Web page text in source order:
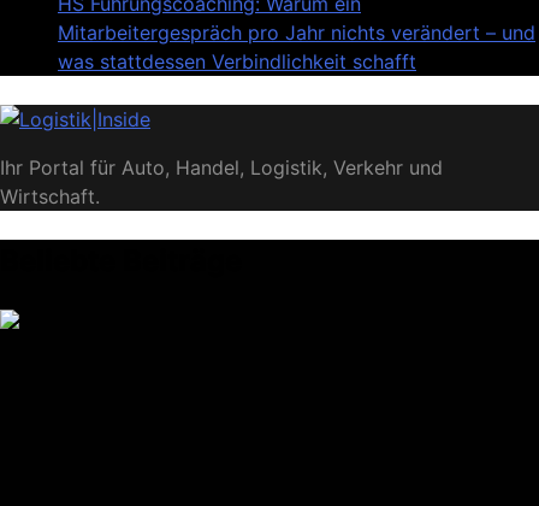
Mitarbeitergespräch pro Jahr nichts verändert – und
was stattdessen Verbindlichkeit schafft
Logistik|Inside
Ihr Portal für Auto, Handel, Logistik, Verkehr und
Wirtschaft.